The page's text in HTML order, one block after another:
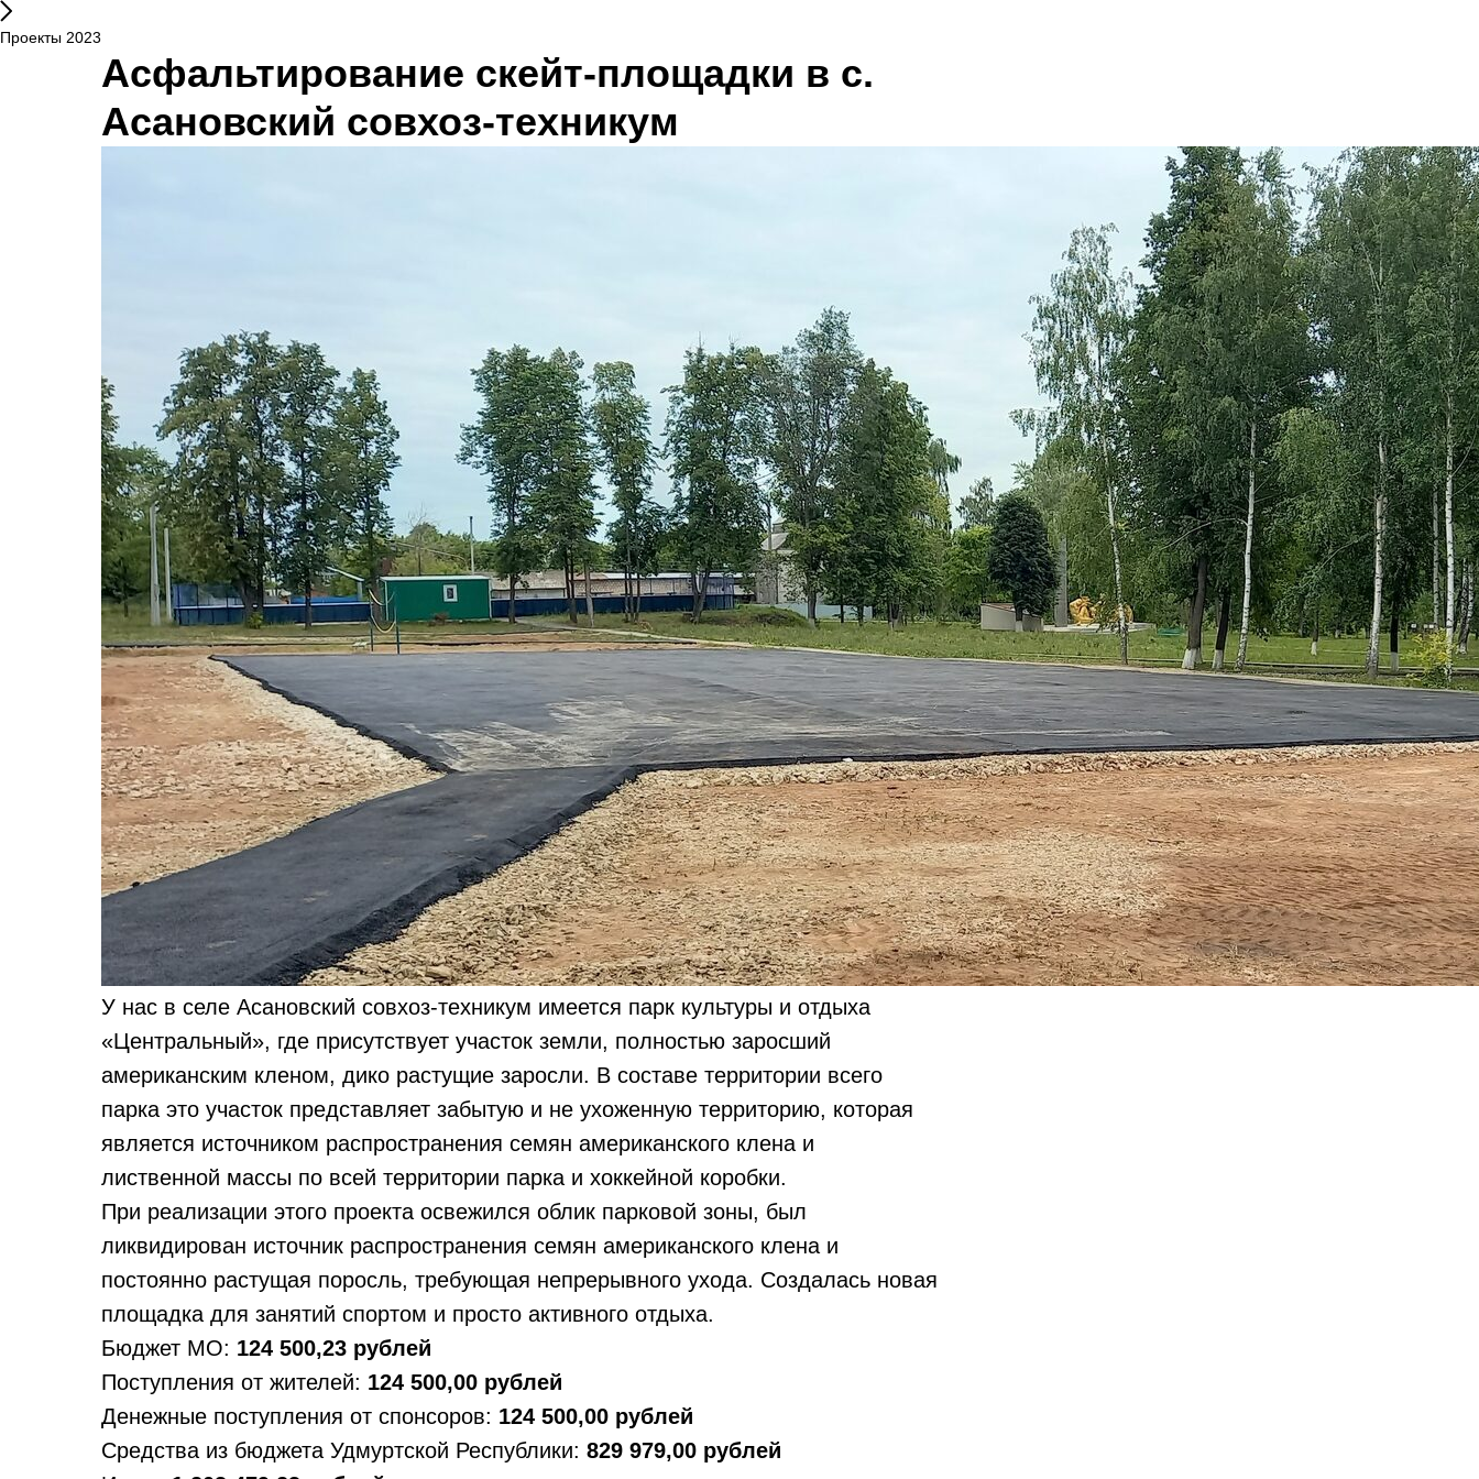
Проекты 2023
Асфальтирование скейт-площадки в с.
Асановский совхоз-техникум
У нас в селе Асановский совхоз-техникум имеется парк культуры и отдыха
«Центральный», где присутствует участок земли, полностью заросший
американским кленом, дико растущие заросли. В составе территории всего
парка это участок представляет забытую и не ухоженную территорию, которая
является источником распространения семян американского клена и
лиственной массы по всей территории парка и хоккейной коробки.
При реализации этого проекта освежился облик парковой зоны, был
ликвидирован источник распространения семян американского клена и
постоянно растущая поросль, требующая непрерывного ухода. Создалась новая
площадка для занятий спортом и просто активного отдыха.
Бюджет МО: 124 500,23 рублей
Поступления от жителей: 124 500,00 рублей
Денежные поступления от спонсоров: 124 500,00 рублей
Средства из бюджета Удмуртской Республики: 829 979,00 рублей